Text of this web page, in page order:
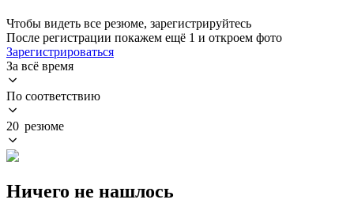
Чтобы видеть все резюме, зарегистрируйтесь
После регистрации покажем ещё 1 и откроем фото
Зарегистрироваться
За всё время
По соответствию
20 резюме
Ничего не нашлось